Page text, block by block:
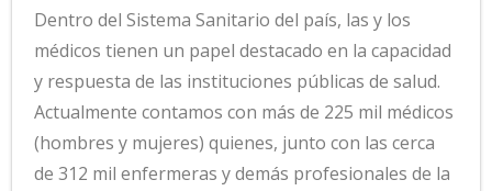
Dentro del Sistema Sanitario del país, las y los
médicos tienen un papel destacado en la capacidad
y respuesta de las instituciones públicas de salud.
Actualmente contamos con más de 225 mil médicos
(hombres y mujeres) quienes, junto con las cerca
de 312 mil enfermeras y demás profesionales de la